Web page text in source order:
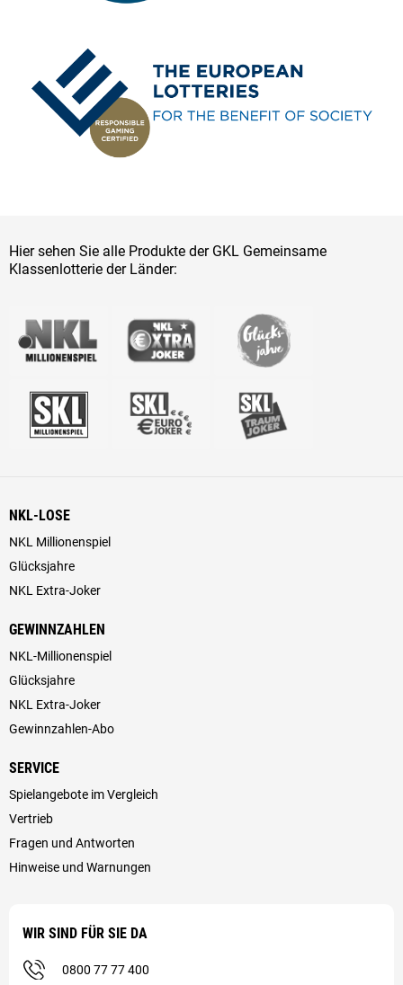
Hier sehen Sie alle Produkte der GKL Gemeinsame
Klassenlotterie der Länder:
NKL-LOSE
NKL Millionenspiel
Glücksjahre
NKL Extra-Joker
GEWINNZAHLEN
NKL-Millionenspiel
Glücksjahre
NKL Extra-Joker
Gewinnzahlen-Abo
SERVICE
Spielangebote im Vergleich
Vertrieb
Fragen und Antworten
Hinweise und Warnungen
WIR SIND FÜR SIE DA
0800 77 77 400